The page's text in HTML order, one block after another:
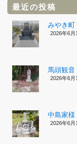
最近の投稿
みやき
2026年6月
馬頭観
2026年6月
中島家
2026年6月